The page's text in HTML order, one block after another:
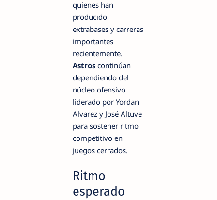
quienes han
producido
extrabases y carreras
importantes
recientemente.
Astros continúan
dependiendo del
núcleo ofensivo
liderado por Yordan
Alvarez y José Altuve
para sostener ritmo
competitivo en
juegos cerrados.
Ritmo
esperado